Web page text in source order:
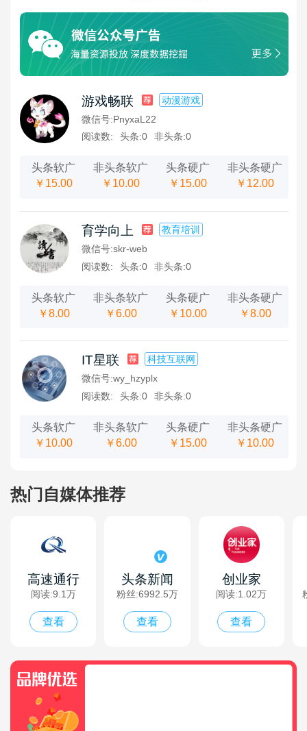
关于平台2026年端午放假及提现通知
关于平台2026年五一放假及提现通知
关于平台2026年清明节放假及提现通知
关于平台2026年春节放假及提现通知
关于平台2026年元旦放假及提现通知
关于近期出现代充值问题的公告
关于平台2025年五一放假及提现通知
关于平台2025年春节放假及提现通知
关于平台2024年国庆放假及提现通知
关于平台2024年中秋放假及提现通知
关于平台2024年清明节放假及提现通知
2898站长资源平台增值电信业务经营许可证
关于平台2022春节放假及提现通知
有关用户提现的公告，请大家务必看清楚
关于自动上链没有及时显示的解决方案
关于恢复银行对公转帐充值的通知
注意！一经发现以下行为一律封账号
关于部分站长申请提现审核被驳回问题的公告
软文交易 1352***597 购买软文广告
软文交易 1352***597 购买软文广告
软文交易 1352***597 购买软文广告
软文交易 1352***597 购买软文广告
软文交易 1352***597 购买软文广告
软文交易 1352***597 购买软文广告
软文交易 1352***597 购买软文广告
软文交易 1352***597 购买软文广告
软文交易 1352***597 购买软文广告
软文交易 1352***597 购买软文广告
游戏畅联
动漫游戏
微信号:PnyxaL22
阅读数:
头条:0 非头条:0
头条软广
￥15.00
非头条软广
￥10.00
头条硬广
￥15.00
非头条硬广
￥12.00
育学向上
教育培训
微信号:skr-web
阅读数:
头条:0 非头条:0
头条软广
￥8.00
非头条软广
￥6.00
头条硬广
￥10.00
非头条硬广
￥8.00
IT星联
科技互联网
微信号:wy_hzyplx
阅读数:
头条:0 非头条:0
头条软广
￥10.00
非头条软广
￥6.00
头条硬广
￥15.00
非头条硬广
￥10.00
热门自媒体推荐
高速通行
阅读:9.1万
查看
头条新闻
粉丝:6992.5万
查看
创业家
阅读:1.02万
查看